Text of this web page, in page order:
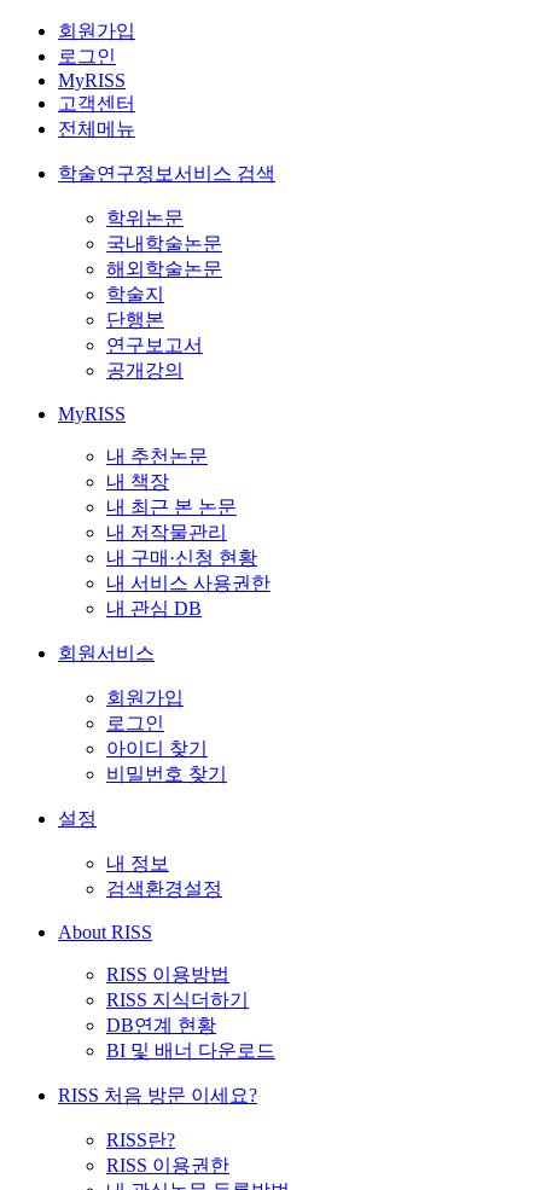
회원가입
로그인
MyRISS
고객센터
전체메뉴
학술연구정보서비스 검색
학위논문
국내학술논문
해외학술논문
학술지
단행본
연구보고서
공개강의
MyRISS
내 추천논문
내 책장
내 최근 본 논문
내 저작물관리
내 구매·신청 현황
내 서비스 사용권한
내 관심 DB
회원서비스
회원가입
로그인
아이디 찾기
비밀번호 찾기
설정
내 정보
검색환경설정
About RISS
RISS 이용방법
RISS 지식더하기
DB연계 현황
BI 및 배너 다운로드
RISS 처음 방문 이세요?
RISS란?
RISS 이용권한